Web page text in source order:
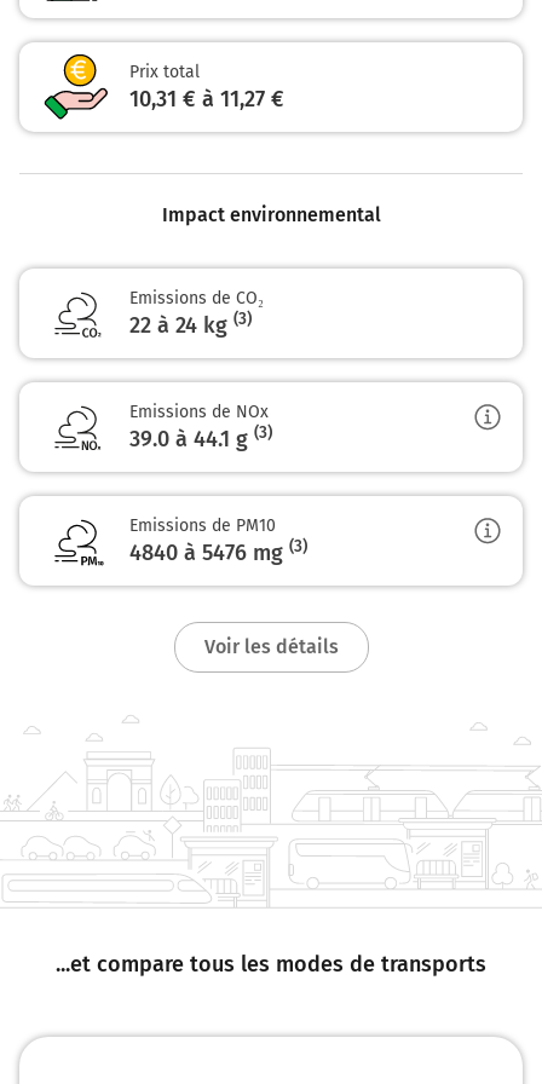
Caen
Le Mans
E3
A84
Porte de Normandie
MT ST MICHEL
CAEN
E3
Autoroute des Estuaires
36
GRANVILLE
BRÉCEY
88 km
88 km
Prix total
10,31 € à 11,27 €
Impact environnemental
Emissions de CO₂
22 à 24 kg (3)
Emissions de NOx
39.0 à 44.1 g (3)
Emissions de PM10
4840 à 5476 mg (3)
Voir les détails
...et compare tous les modes de transports